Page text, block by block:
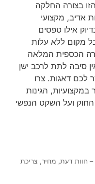
בצורה החלקה
אדיב, מקצועי
אילו טפסים
מקום ללא עלות
הכספית המלאה
סיבה לתת לרכב ישן
לכם דאגות. צרו
הגינות
החוק ועל השקט הנפשי
חוות דעת, מחיר, צריכת